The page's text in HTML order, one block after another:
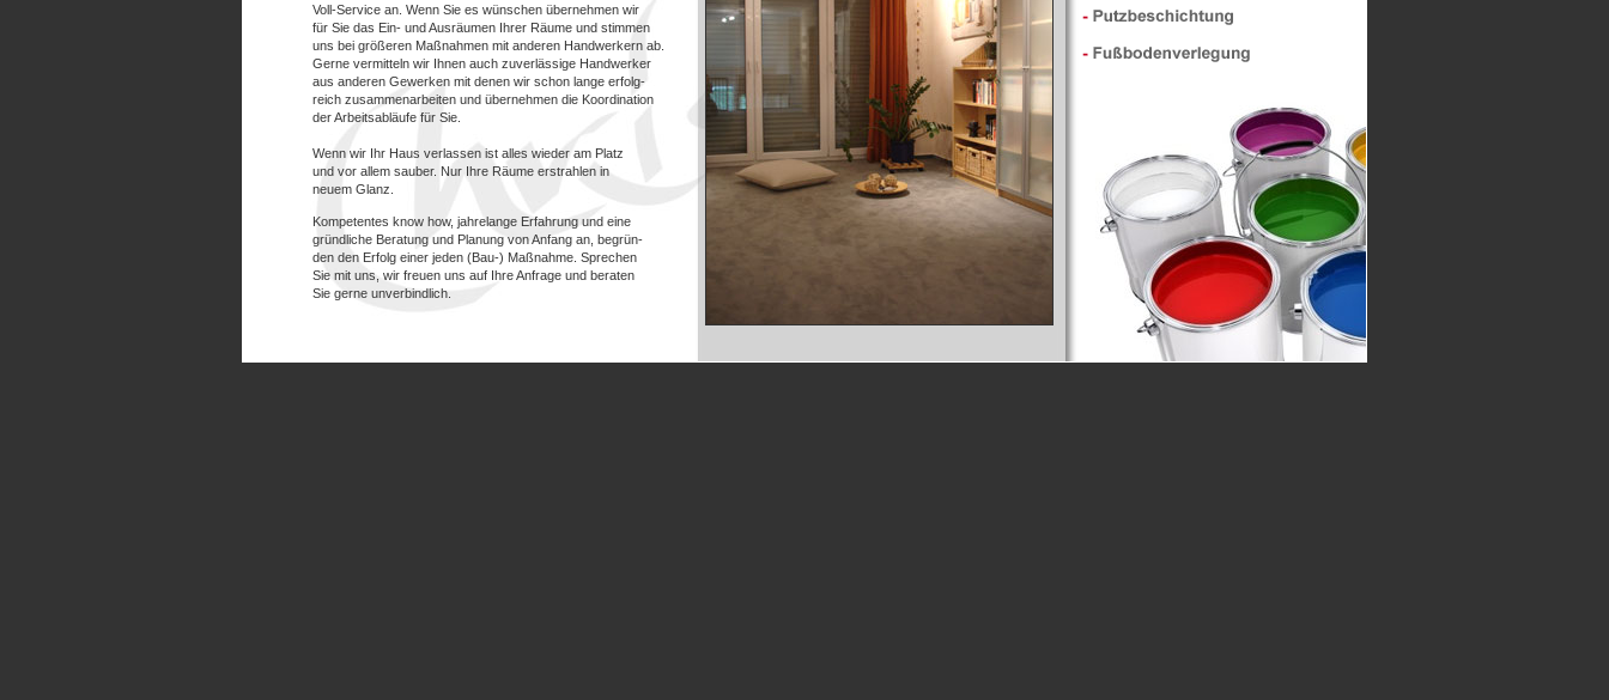
Voll-Service an. Wenn Sie es wünschen übernehmen wir
für Sie das Ein- und Ausräumen Ihrer Räume und stimmen
uns bei größeren Maßnahmen mit anderen Handwerkern ab.
Gerne vermitteln wir Ihnen auch zuverlässige Handwerker
aus anderen Gewerken mit denen wir schon lange erfolg-
reich zusammenarbeiten und übernehmen die Koordination
der Arbeitsabläufe für Sie.
Wenn wir Ihr Haus verlassen ist alles wieder am Platz
und vor allem sauber. Nur Ihre Räume erstrahlen in
neuem Glanz.
Kompetentes know how, jahrelange Erfahrung und eine
gründliche Beratung und Planung von Anfang an, begrün-
den den Erfolg einer jeden (Bau-) Maßnahme. Sprechen
Sie mit uns, wir freuen uns auf Ihre Anfrage und beraten
Sie gerne unverbindlich.